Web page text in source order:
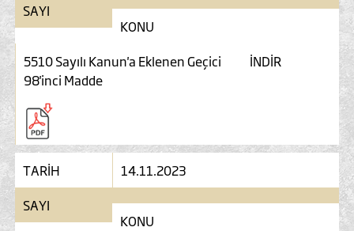
SAYI
KONU
5510 Sayılı Kanun'a Eklenen Geçici
98'inci Madde
İNDİR
TARİH
14.11.2023
SAYI
KONU